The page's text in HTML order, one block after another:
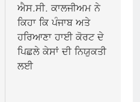
ਐਸ.ਸੀ. ਕਾਲਜੀਅਮ ਨੇ
ਕਿਹਾ ਕਿ ਪੰਜਾਬ ਅਤੇ
ਹਰਿਆਣਾ ਹਾਈ ਕੋਰਟ ਦੇ
ਪਿਛਲੇ ਕੇਸਾਂ ਦੀ ਨਿਯੁਕਤੀ
ਲਈ